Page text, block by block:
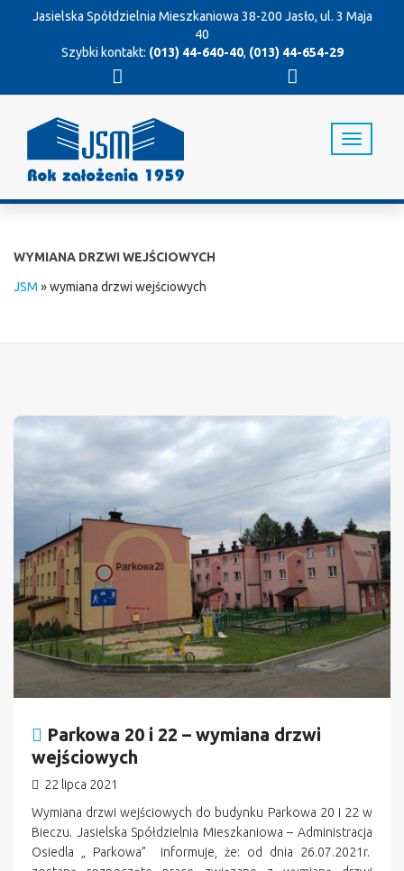
Jasielska Spółdzielnia Mieszkaniowa 38-200 Jasło, ul. 3 Maja
40
Szybki kontakt: (013) 44-640-40, (013) 44-654-29
T
o
WYMIANA DRZWI WEJŚCIOWYCH
JSM »wymiana drzwi wejściowych
Parkowa 20 i 22 – wymiana drzwi
wejściowych
22 lipca 2021
Wymiana drzwi wejściowych do budynku Parkowa 20 i 22 w
Bieczu. Jasielska Spółdzielnia Mieszkaniowa – Administracja
Osiedla „ Parkowa” informuje, że: od dnia 26.07.2021r.